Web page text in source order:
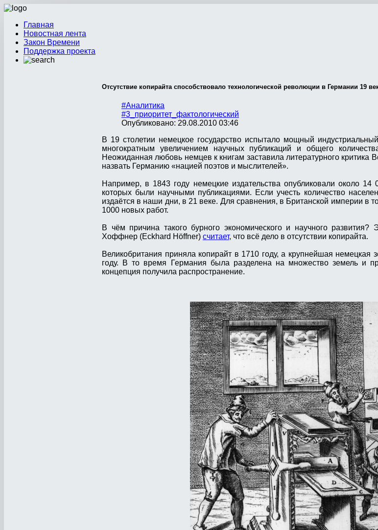
Главная
Новостная лента
Закон Времени
Поддержка проекта
Отсутствие копирайта способствовало технологической революции в Германии 19
#Аналитика
#3_приоритет_фактологический
Опубликовано: 29.08.2010 03:46
В 19 столетии немецкое государство испытало мощный
многократным увеличением научных публикаций и общего
Неожиданная любовь немцев к книгам заставила литературного критика
назвать Германию «нацией поэтов и мыслителей».
Например, в 1843 году немецкие издательства опубликовали около 14
которых были научными публикациями. Если учесть количество
издаётся в наши дни, в 21 веке. Для сравнения, в Британской империи в
1000 новых работ.
В чём причина такого бурного экономического и научного развития?
Хоффнер (Eckhard Höffner) считает, что всё дело в отсутствии копирайта.
Великобритания приняла копирайт в 1710 году, а крупнейшая
году. В то время Германия была разделена на множество земель и
концепция получила распространение.